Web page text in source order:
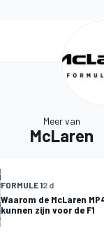
Meer van
McLaren
FORMULE 12 d
Waarom de McLaren
kunnen zijn voor de F1